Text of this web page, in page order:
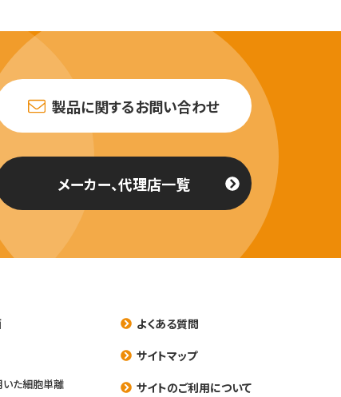
製品に関するお問い合わせ
メーカー、代理店一覧
た細胞単離
よくある質問
サイトマップ
サイトのご利用について